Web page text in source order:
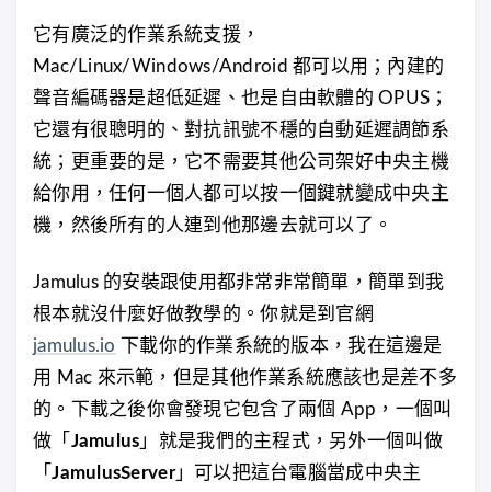
它有廣泛的作業系統支援，
Mac/Linux/Windows/Android 都可以用；內建的
聲音編碼器是超低延遲、也是自由軟體的 OPUS；
它還有很聰明的、對抗訊號不穩的自動延遲調節系
統；更重要的是，它不需要其他公司架好中央主機
給你用，任何一個人都可以按一個鍵就變成中央主
機，然後所有的人連到他那邊去就可以了。
Jamulus 的安裝跟使用都非常非常簡單，簡單到我
根本就沒什麼好做教學的。你就是到官網
jamulus.io
下載你的作業系統的版本，我在這邊是
用 Mac 來示範，但是其他作業系統應該也是差不多
的。下載之後你會發現它包含了兩個 App，一個叫
做「 Jamulus 」就是我們的主程式，另外一個叫做
「JamulusServer」可以把這台電腦當成中央主